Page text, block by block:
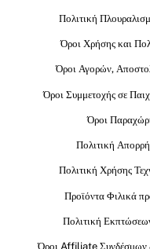
Πολιτική
Όροι Χρήσης και
Όροι Αγορών,
Όροι Συμμετοχής σε
Όροι
Πολιτική
Πολιτική Χρήσης
Προϊόντα Φιλικά
Πολιτική
Όροι Affiliate Συνδέσμων